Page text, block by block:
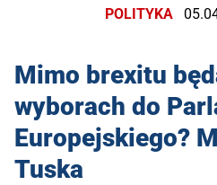
POLITYKA
Mimo brexitu
wyborach do
Europejskiego?
Tuska